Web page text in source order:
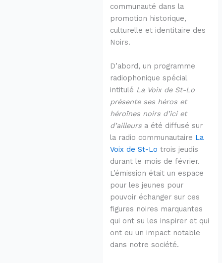
communauté dans la
promotion historique,
culturelle et identitaire des
Noirs.
D’abord, un programme
radiophonique spécial
intitulé La Voix de St-Lo
présente ses héros et
héroïnes noirs d’ici et
d’ailleurs a été diffusé sur
la radio communautaire La
Voix de St-Lo trois jeudis
durant le mois de février.
L’émission était un espace
pour les jeunes pour
pouvoir échanger sur ces
figures noires marquantes
qui ont su les inspirer et qui
ont eu un impact notable
dans notre société.